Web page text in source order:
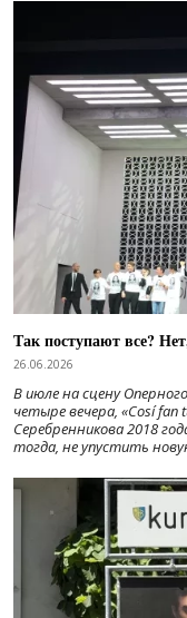
Так поступают все?
26.06.2026
В июле на сцену
четыре вечера, «Cosí
Серебренникова 2018
тогда, не упустить